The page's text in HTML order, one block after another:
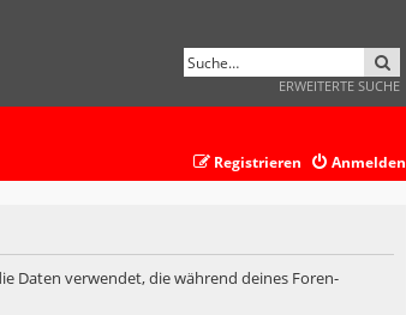
ERWEITERTE SUCHE
Anmelden
Registrieren
Daten verwendet, die während deines Foren-